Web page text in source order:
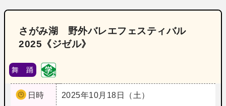
さがみ湖 野外バレエフェスティバル
2025《ジゼル》
舞 踊
日時
2025年10月18日（土）